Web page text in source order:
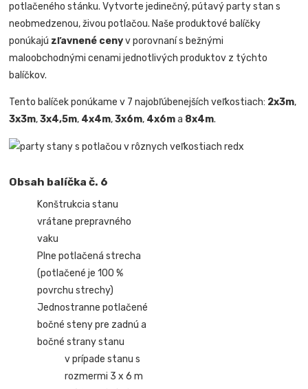
potlačeného stánku. Vytvorte jedinečný, pútavý party stan s
neobmedzenou, živou potlačou. Naše produktové balíčky
ponúkajú zľavnené cenyv porovnaní s bežnými
maloobchodnými cenami jednotlivých produktov z týchto
balíčkov.
Tento balíček ponúkame v 7 najobľúbenejších veľkostiach: 2x3m,
3x3m,3x4,5m, 4x4m,3x6m, 4x6ma 8x4m.
Obsah balíčka č. 6
Konštrukcia stanu
vrátane prepravného
vaku
Plne potlačená strecha
(potlačené je 100 %
povrchu strechy)
Jednostranne potlačené
bočné steny pre zadnú a
bočné strany stanu
v prípade stanu s
rozmermi 3 x 6 m